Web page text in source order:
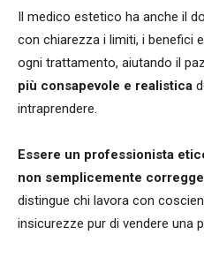
Il medico estetico ha anche il
con chiarezza i limiti, i benefici
ogni trattamento, aiutando il
più consapevole e realistica
intraprendere.
Essere un professionista
non semplicemente
distingue chi lavora con
insicurezze pur di vendere una